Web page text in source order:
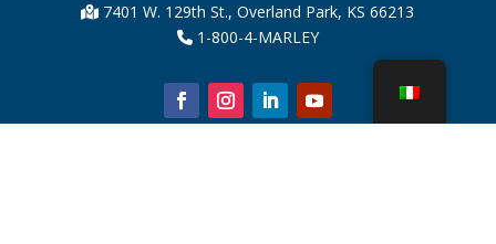
7401 W. 129th St., Overland Park, KS 66213
1-800-4-MARLEY